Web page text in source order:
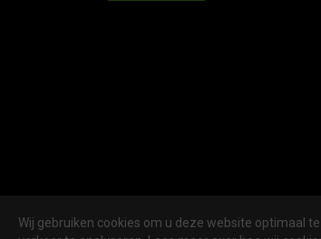
Wij gebruiken cookies om u deze website optimaal